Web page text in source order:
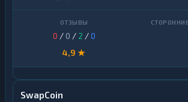
0 / 0 / 2 /0
4,9 ★
SwapCoin